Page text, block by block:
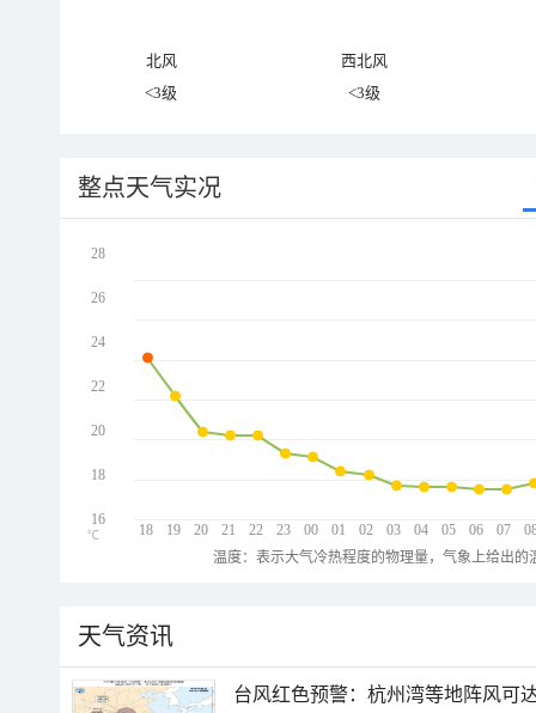
北风
西北风
<3级
<3级
整点天气实况
18 19 20 21 22 23 00 01 02 03 04 05 06 07
28
26
24
22
20
18
16
℃
温度：表示大气冷热程度的物理量，气象上给出
天气资讯
台风红色预警：杭州湾等地阵风可